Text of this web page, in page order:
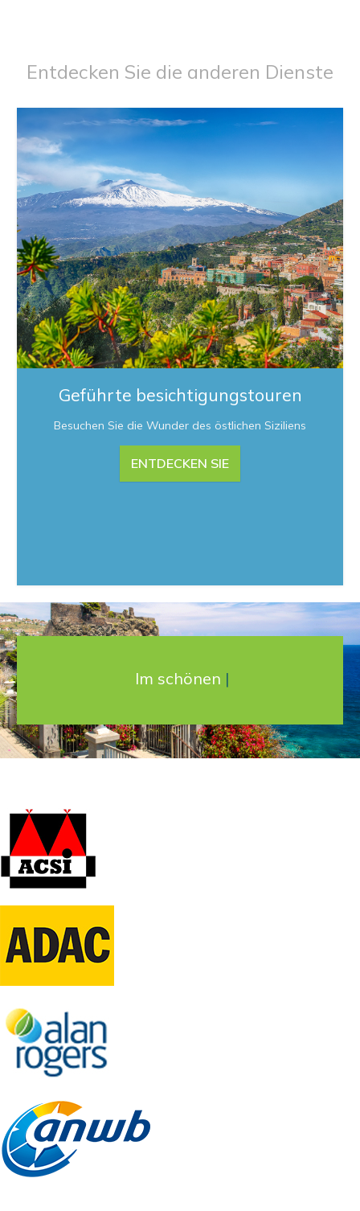
Entdecken Sie die anderen Dienste
Geführte besichtigungstouren
Besuchen Sie die Wunder des östlichen Siziliens
ENTDECKEN SIE
Im schönen Catania